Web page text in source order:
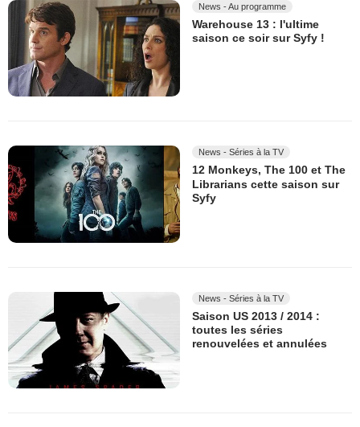
News - Au programme
Warehouse 13 : l'ultime
saison ce soir sur Syfy !
News - Séries à la TV
12 Monkeys, The 100 et The
Librarians cette saison sur
Syfy
News - Séries à la TV
Saison US 2013 / 2014 :
toutes les séries
renouvelées et annulées